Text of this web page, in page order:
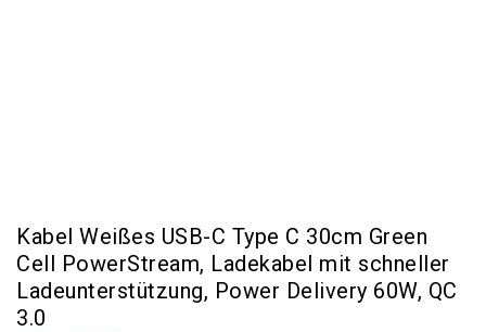
Kabel Weißes USB-C Type C 30cm Green
Cell PowerStream, Ladekabel mit schneller
Ladeunterstützung, Power Delivery 60W, QC
3.0